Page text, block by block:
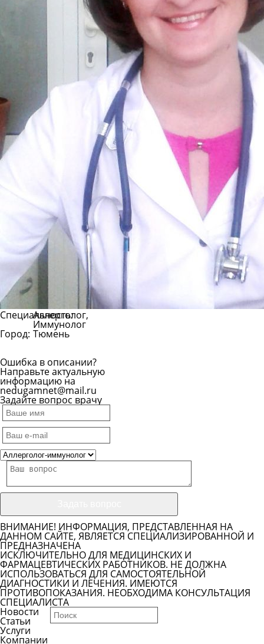
Специальность:
Аллерголог,
Иммунолог
Город: Тюмень
Ошибка в описании?
Направьте актуальную
информацию на
nedugamnet@mail.ru
Задайте вопрос врачу
ВНИМАНИЕ! ИНФОРМАЦИЯ, ПРЕДСТАВЛЕННАЯ НА
ДАННОМ САЙТЕ, ЯВЛЯЕТСЯ СПЕЦИАЛИЗИРОВАННОЙ И
ПРЕДНАЗНАЧЕНА
ИСКЛЮЧИТЕЛЬНО ДЛЯ МЕДИЦИНСКИХ И
ФАРМАЦЕВТИЧЕСКИХ РАБОТНИКОВ. НЕ ДОЛЖНА
ИСПОЛЬЗОВАТЬСЯ ДЛЯ САМОСТОЯТЕЛЬНОЙ
ДИАГНОСТИКИ И ЛЕЧЕНИЯ. ИМЕЮТСЯ
ПРОТИВОПОКАЗАНИЯ. НЕОБХОДИМА КОНСУЛЬТАЦИЯ
СПЕЦИАЛИСТА
Новости
Статьи
Услуги
Компании